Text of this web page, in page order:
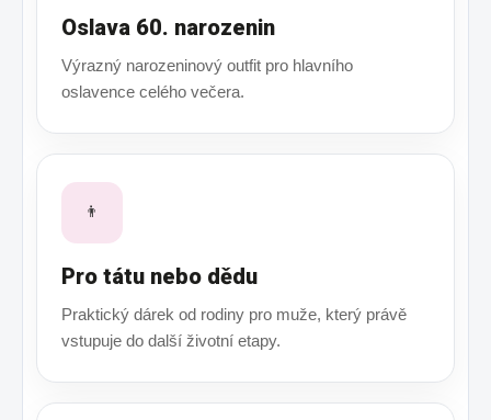
Oslava 60. narozenin
Výrazný narozeninový outfit pro hlavního
oslavence celého večera.
👨
Pro tátu nebo dědu
Praktický dárek od rodiny pro muže, který právě
vstupuje do další životní etapy.